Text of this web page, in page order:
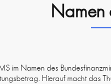
Namen
im Namen des
Hierauf macht das